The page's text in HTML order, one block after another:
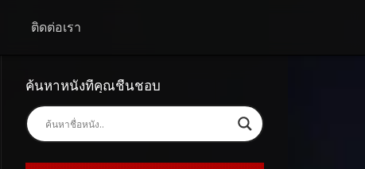
ติดต่อเรา
ค้นหาหนังที่คุณชื่นชอบ